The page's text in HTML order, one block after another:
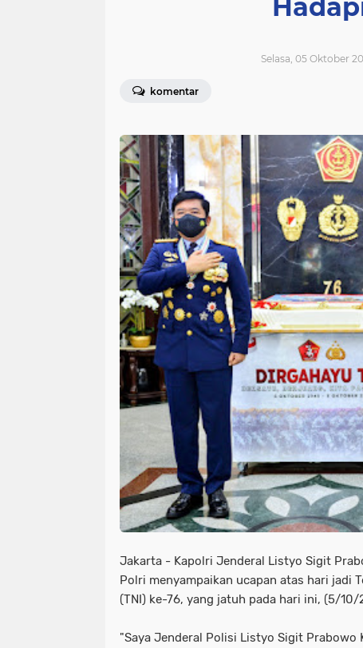
Selasa, 05 Oktober
komentar
Jakarta - Kapolri Jenderal Listyo Sigit
Polri menyampaikan ucapan atas hari jadi
(TNI) ke-76, yang jatuh pada hari ini, (5/10/
"Saya Jenderal Polisi Listyo Sigit Prabowo